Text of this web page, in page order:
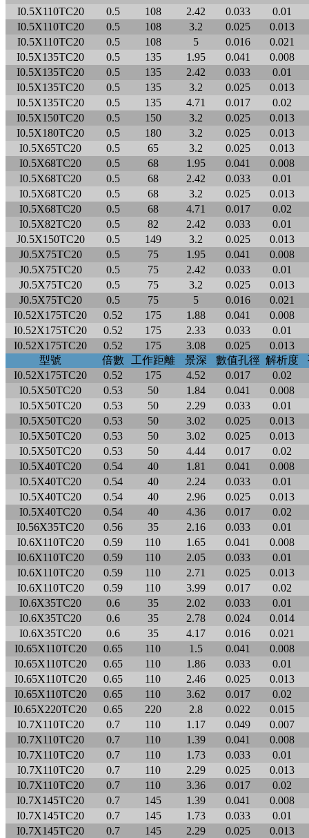
I0.5X110TC20
0.5 108 2.42 0.033
0.01
I0.5X110TC20
0.5 108 3.2 0.025
0.013
I0.5X110TC20
0.5 108 5 0.016
0.021
I0.5X135TC20
0.5 135 1.95 0.041
0.008
I0.5X135TC20
0.5 135 2.42 0.033
0.01
I0.5X135TC20
0.5 135 3.2 0.025
0.013
I0.5X135TC20
0.5 135 4.71 0.017
0.02
I0.5X150TC20
0.5 150 3.2 0.025
0.013
I0.5X180TC20
0.5 180 3.2 0.025
0.013
I0.5X65TC20
0.5 65 3.2 0.025
0.013
I0.5X68TC20
0.5 68 1.95 0.041
0.008
I0.5X68TC20
0.5 68 2.42 0.033
0.01
I0.5X68TC20
0.5 68 3.2 0.025
0.013
I0.5X68TC20
0.5 68 4.71 0.017
0.02
I0.5X82TC20
0.5 82 2.42 0.033
0.01
J0.5X150TC20
0.5 149 3.2 0.025
0.013
J0.5X75TC20
0.5 75 1.95 0.041
0.008
J0.5X75TC20
0.5 75 2.42 0.033
0.01
J0.5X75TC20
0.5 75 3.2 0.025
0.013
J0.5X75TC20
0.5 75 5 0.016
0.021
I0.52X175TC20
0.52 175 1.88 0.041
0.008
I0.52X175TC20
0.52 175 2.33 0.033
0.01
I0.52X175TC20
0.52 175 3.08 0.025
0.013
型號
倍數 工作距離 景深 數值孔徑 解析度
I0.52X175TC20
0.52 175 4.52 0.017
0.02
I0.5X50TC20
0.53 50 1.84 0.041
0.008
I0.5X50TC20
0.53 50 2.29 0.033
0.01
I0.5X50TC20
0.53 50 3.02 0.025
0.013
I0.5X50TC20
0.53 50 3.02 0.025
0.013
I0.5X50TC20
0.53 50 4.44 0.017
0.02
I0.5X40TC20
0.54 40 1.81 0.041
0.008
I0.5X40TC20
0.54 40 2.24 0.033
0.01
I0.5X40TC20
0.54 40 2.96 0.025
0.013
I0.5X40TC20
0.54 40 4.36 0.017
0.02
I0.56X35TC20
0.56 35 2.16 0.033
0.01
I0.6X110TC20
0.59 110 1.65 0.041
0.008
I0.6X110TC20
0.59 110 2.05 0.033
0.01
I0.6X110TC20
0.59 110 2.71 0.025
0.013
I0.6X110TC20
0.59 110 3.99 0.017
0.02
I0.6X35TC20
0.6 35 2.02 0.033
0.01
I0.6X35TC20
0.6 35 2.78 0.024
0.014
I0.6X35TC20
0.6 35 4.17 0.016
0.021
I0.65X110TC20
0.65 110 1.5 0.041
0.008
I0.65X110TC20
0.65 110 1.86 0.033
0.01
I0.65X110TC20
0.65 110 2.46 0.025
0.013
I0.65X110TC20
0.65 110 3.62 0.017
0.02
I0.65X220TC20
0.65 220 2.8 0.022
0.015
I0.7X110TC20
0.7 110 1.17 0.049
0.007
I0.7X110TC20
0.7 110 1.39 0.041
0.008
I0.7X110TC20
0.7 110 1.73 0.033
0.01
I0.7X110TC20
0.7 110 2.29 0.025
0.013
I0.7X110TC20
0.7 110 3.36 0.017
0.02
I0.7X145TC20
0.7 145 1.39 0.041
0.008
I0.7X145TC20
0.7 145 1.73 0.033
0.01
I0.7X145TC20
0.7 145 2.29 0.025
0.013